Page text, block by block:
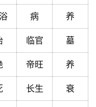
病 养
临官 墓
帝旺 养
长生 衰